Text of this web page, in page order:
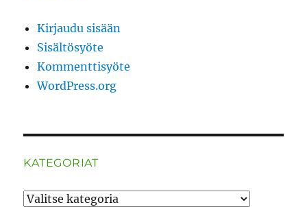
Kirjaudu sisään
Sisältösyöte
Kommenttisyöte
WordPress.org
KATEGORIAT
Kategoriat